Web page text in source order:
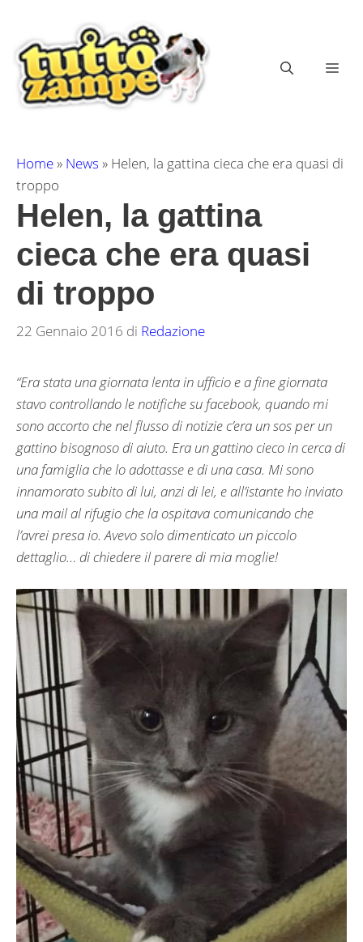
contenuto
Home» News » Helen, la gattina cieca che era quasi di
troppo
Helen, la gattina
cieca che era quasi
di troppo
22 Gennaio 2016 di Redazione
“Era stata una giornata lenta in ufficio e a fine giornata
stavo controllando le notifiche su facebook, quando mi
sono accorto che nel flusso di notizie c’era un sos per un
gattino bisognoso di aiuto. Era un gattino cieco in cerca di
una famiglia che lo adottasse e di una casa. Mi sono
innamorato subito di lui, anzi di lei, e all’istante ho inviato
una mail al rifugio che la ospitava comunicando che
l’avrei presa io. Avevo solo dimenticato un piccolo
dettaglio… di chiedere il parere di mia moglie!